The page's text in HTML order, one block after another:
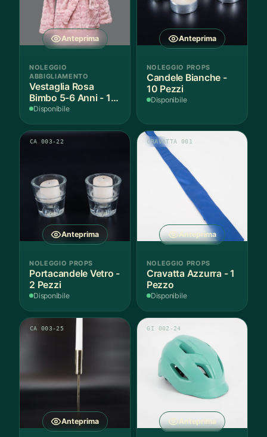
Anteprima
NOLEGGIO
ABBIGLIAMENTO
Vestaglia Rosa
Bimbo 5-6 Anni - 1
Pezzo
Disponibile
Anteprima
NOLEGGIO PROPS
Candele Bianche -
10 Pezzi
Disponibile
Anteprima
CA 003-22
NOLEGGIO PROPS
Portacandele Vetro -
2 Pezzi
Disponibile
Anteprima
CRAVATTA 001
NOLEGGIO PROPS
Cravatta Azzurra - 1
Pezzo
Disponibile
Anteprima
CA 003-25
Anteprima
GI 002-24